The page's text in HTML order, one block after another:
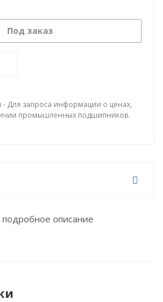
Под заказ
- Для запроса информации о ценах,
промышленных подшипников.
подробное описание